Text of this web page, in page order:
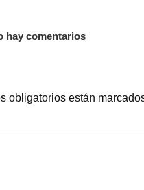
comentarios
obligatorios están